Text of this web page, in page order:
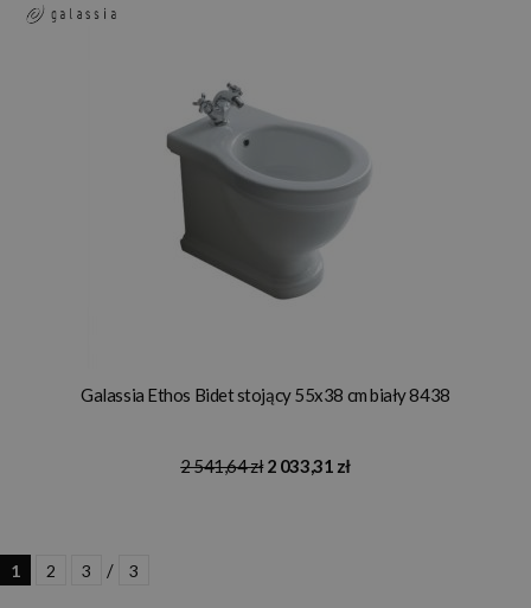
Galassia Ethos Bidet stojący 55x38 cm biały 8438
2 541,64 zł 2 033,31 zł
1 2 3 / 3